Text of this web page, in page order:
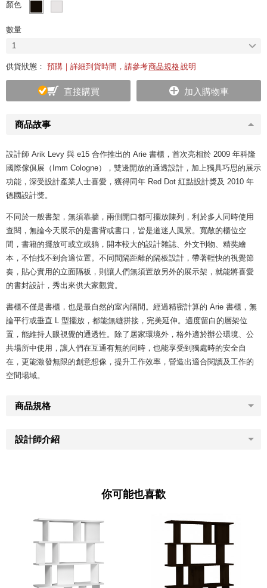
商品故事
設計師 Arik Levy 與 e15 合作推出的 Arie 書櫃，首次亮相於 2009 年科隆
國際傢俱展（Imm Cologne），雙邊開放的通透設計，加上獨具巧思的展示
功能，深受設計產業人士喜愛，獲得同年 Red Dot 紅點設計獎及 2010 年
德國設計獎。
不同於一般書架，無須靠牆，兩側開口都可擺放陳列，利於多人同時使用
查閱，無論今天展示的是書背或書口，皆是道迷人風景。寬敞的櫃位空
間，書籍的擺放可或立或躺，開本較大的設計雜誌、外文刊物、精奘繪
本，不怕找不到合適位置。不同間隔距離的隔板設計，帶著輕快的視覺節
奏，貼心實用的立面隔板，則讓人們無須置放另外的展示架，就能將喜愛
的書封設計，秀出來供大家觀賞。
書櫃不僅是書櫃，也是最自然的室內隔間。經過精密計算的 Arie 書櫃，無
論平行或垂直 L 型擺放，都能無縫拼接，完美延伸。適度留白的層架位
置，能維持人眼視覺的通透性。除了居家環境外，格外適於辦公環境、公
共場所中使用，讓人們在互通有無的同時，也能享受到獨處時的安全自
在，更能激發無限的創意想像，提升工作效率，營造出適合閱讀及工作的
空間場域。
商品規格
設計師介紹
顏色
數量
1
供貨狀態： 預購｜詳細到貨時間，請參考商品規格說明
直接購買 加入購物車
你可能也喜歡